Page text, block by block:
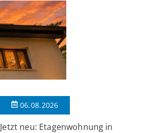
06.08.2026
Jetzt neu: Etagenwohnung in